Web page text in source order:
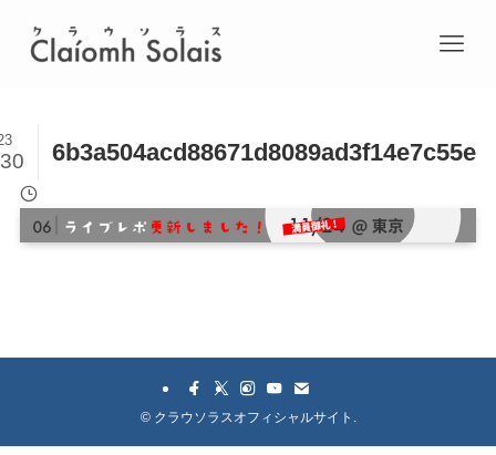
6b3a504acd88671d8089ad3f14e7c55e
©クラウソラスオフィシャルサイト.